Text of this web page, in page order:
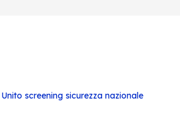
screening sicurezza nazionale